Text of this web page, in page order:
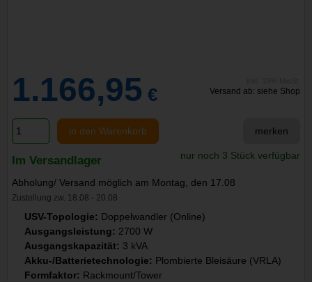
1.166,95 € Versand ab: siehe Shop
in den Warenkorb merken
Im Versandlager nur noch 3 Stück verfügbar
Abholung/ Versand möglich am Montag, den 17.08
Zustellung zw. 18.08 - 20.08
USV-Topologie: Doppelwandler (Online)
Ausgangsleistung: 2700 W
Ausgangskapazität: 3 kVA
Akku-/Batterietechnologie: Plombierte Bleisäure (VRLA)
Formfaktor: Rackmount/Tower